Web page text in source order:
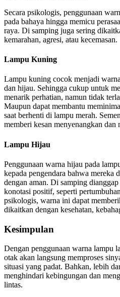
Secara psikologis, penggunaan
pada bahaya hingga memicu
raya. Di samping juga sering
kemarahan, agresi, atau kecemasan.
Lampu Kuning
Lampu kuning cocok menjadi
dan hijau. Sehingga cukup untuk
menarik perhatian, namun tidak
Maupun dapat membantu
saat berhenti di lampu merah.
memberi kesan menyenangkan dan
Lampu Hijau
Penggunaan warna hijau pada
kepada pengendara bahwa mereka
dengan aman. Di samping
konotasi positif, seperti
psikologis, warna ini dapat
dikaitkan dengan kesehatan,
Kesimpulan
Dengan penggunaan warna lampu
otak akan langsung memproses
situasi yang padat. Bahkan, lebih
menghindari kebingungan dan
lintas.